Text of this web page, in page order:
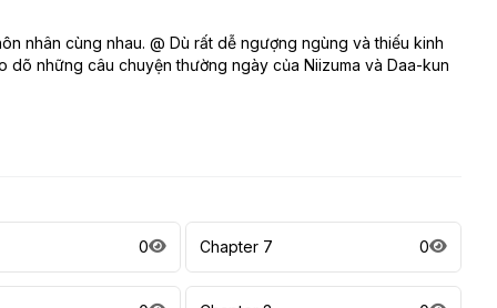
nhân cùng nhau. @ Dù rất dễ ngượng ngùng và thiếu kinh
dõ những câu chuyện thường ngày của Niizuma và Daa-kun
0 Chapter 7 0